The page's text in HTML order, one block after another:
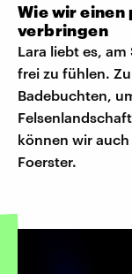
Wie wir einen
verbringen
Lara liebt es,
frei zu fühlen.
Badebuchten,
können wir
Foerster.